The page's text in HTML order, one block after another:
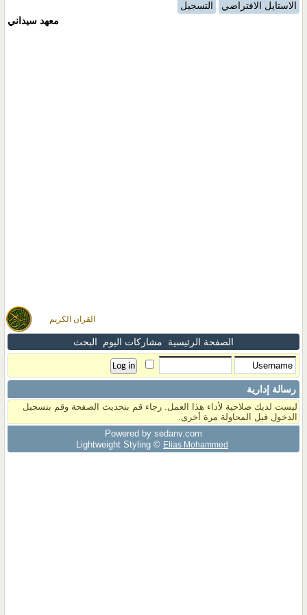
القران الكريم
الاستايل الافتراضي
التسجيل
معهد سيداني
الصفحة الرئيسية مشاركات اليوم البحث
رسالة إدارية
ليست لديك صلاحية لأداء هذا العمل. رجاء قم بتحديث الصفحة وقم بتسجيل
الدخول قبل المحاولة مرة أخرى.
Powered by sedany.com
Lightweight Styling © Elias Mohammed